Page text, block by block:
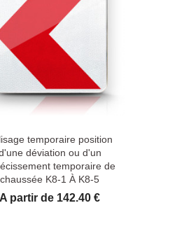
temporaire position
déviation ou d'un
temporaire de
chaussée K8-1 À K8-5
Prix
A partir de 142.40 €